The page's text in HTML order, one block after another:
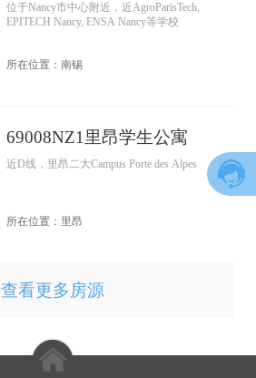
位于Nancy市中心附近，近AgroParisTech,
EPITECH Nancy, ENSA Nancy等学校
所在位置：南锡
69008NZ1里昂学生公寓
近D线，里昂二大Campus Porte des Alpes
所在位置：里昂
查看更多房源